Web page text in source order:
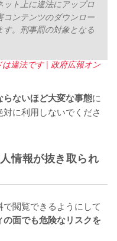
ト上に違法にアップロ
ンテンツのダウンロー
す。刑事罰の対象となる
違法です | 政府広報オン
ないほど大変な事態に
に利用しないでくださ
情報が抜き取られ
閲覧できるようにして
の面でも危険なリスクを